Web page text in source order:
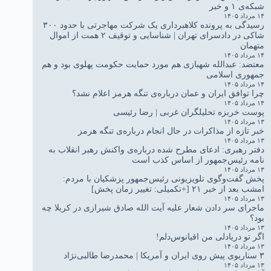
شبکه‌ی ۱ و خبر
۱۴ مرداد ۱۴۰۵
رسیدگی به پرونده کلاهبرداری یک شرکت مهاجرتی با حدود ۳۰۰
شاکی در دادسرای تهران | شناسایی و توقیف ۲ همت از اموال
متهمان
۱۴ مرداد ۱۴۰۵
معتضد: عبدالله شهبازی هم مورد حمایت حکومت پهلوی بود و هم
جمهوری اسلامی
۱۴ مرداد ۱۴۰۵
چرا توافق ایران و عمان درباره‌ی تنگه هرمز اعلام نشد؟
۱۴ مرداد ۱۴۰۵
پوست خربزه تحلیلگران غربی | رضا رئیسی
۱۳ مرداد ۱۴۰۵
خبر تازه از مذاکرات در حال انجام درباره‌ی تنگه هرمز
۱۳ مرداد ۱۴۰۵
دفتر رهبری: ادعای مطرح شده درباره‌ی واکنش رهبر انقلاب به
نامه رئیس‌جمهور از اساس کذب است
۱۳ مرداد ۱۴۰۵
پخش گفت‌وگوی تلویزیونی رئیس‌جمهور پزشکیان با مردم:
امشب بعد از خبر ۲۱ [+تکمیلی: تغییر زمان پخش]
۱۳ مرداد ۱۴۰۵
ماجرای سر دادن شعار علیه آیت الله صادق شیرازی در کربلا چه
بود؟
۱۳ مرداد ۱۴۰۵
اگر تو دریادلی من اقیانوس‌دلم!
۱۳ مرداد ۱۴۰۵
۳ سناریوی پیش روی ایران و آمریکا | محمدرضا طالبی‌نژاد
۱۳ مرداد ۱۴۰۵